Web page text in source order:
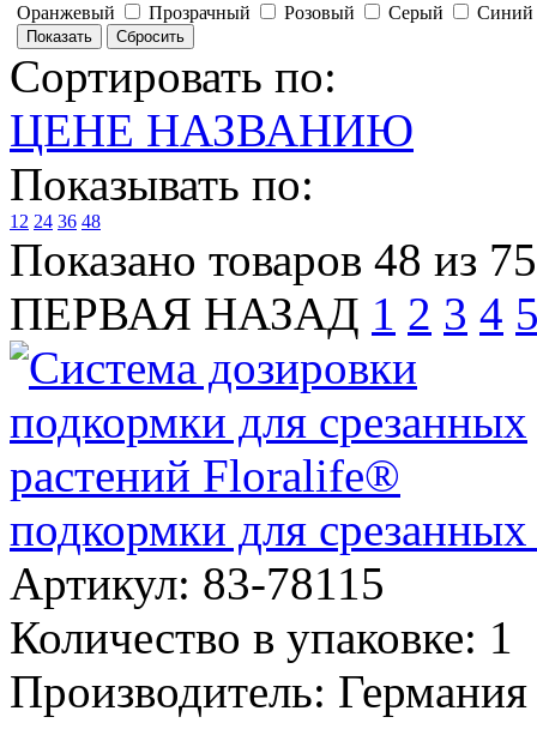
Оранжевый
Прозрачный Розовый Серый Синий
Сортировать по:
ЦЕНЕ НАЗВАНИЮ
Показывать по:
12 24 36 48
Показано товаров 48 из
ПЕРВАЯ НАЗАД 1 2 3 4
подкормки для
Артикул: 83-78115
Количество в упаковке: 1
Производитель: Германия